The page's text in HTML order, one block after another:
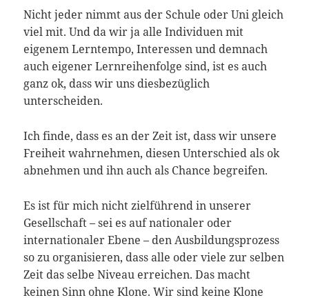
Nicht jeder nimmt aus der Schule oder Uni gleich
viel mit. Und da wir ja alle Individuen mit
eigenem Lerntempo, Interessen und demnach
auch eigener Lernreihenfolge sind, ist es auch
ganz ok, dass wir uns diesbezüglich
unterscheiden.
Ich finde, dass es an der Zeit ist, dass wir unsere
Freiheit wahrnehmen, diesen Unterschied als ok
abnehmen und ihn auch als Chance begreifen.
Es ist für mich nicht zielführend in unserer
Gesellschaft – sei es auf nationaler oder
internationaler Ebene – den Ausbildungsprozess
so zu organisieren, dass alle oder viele zur selben
Zeit das selbe Niveau erreichen. Das macht
keinen Sinn ohne Klone. Wir sind keine Klone